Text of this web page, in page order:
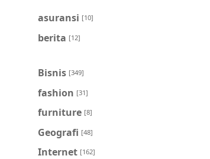
asuransi [10]
berita [12]
Bisnis [349]
fashion [31]
furniture [8]
Geografi [48]
Internet [162]